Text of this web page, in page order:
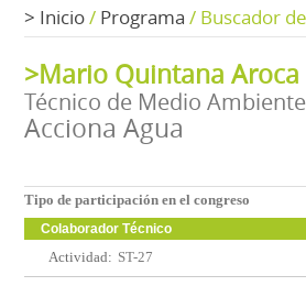
> Inicio/ Programa / Buscador
>Mario Quintana Aroca
Técnico de Medio Ambiente
Acciona Agua
Tipo de participación en el congreso
Colaborador Técnico
Actividad: ST-27